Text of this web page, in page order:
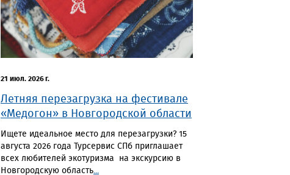
21 июл. 2026 г.
Летняя перезагрузка на фестивале
«Медогон» в Новгородской области
Ищете идеальное место для перезагрузки? 15
августа 2026 года Турсервис СПб приглашает
всех любителей экотуризма на экскурсию в
Новгородскую область...